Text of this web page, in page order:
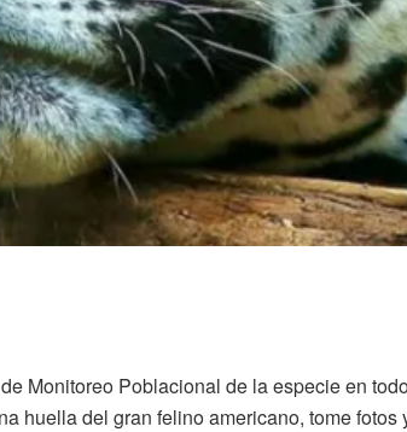
Monitoreo Poblacional de la especie en
huella del gran felino americano, tome